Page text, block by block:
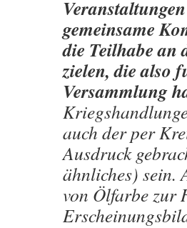
gemeinsame
die Teilhabe
zielen, die also
Versammlung
auch der per
Ausdruck
ähnliches) sein.
von Ölfarbe zur